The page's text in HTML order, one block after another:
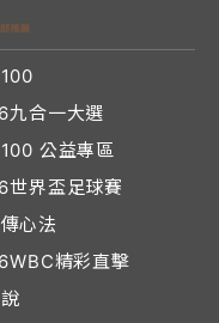
九合一大選
公益專區
世界盃足球賽
心法
精彩直擊